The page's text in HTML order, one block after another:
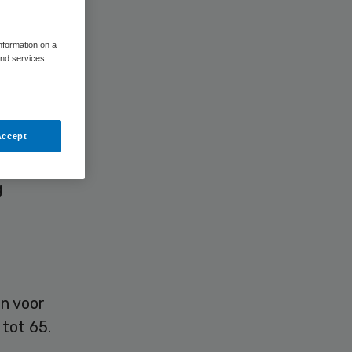
voor
tot 65.
on a
services